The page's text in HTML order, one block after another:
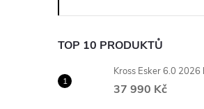
n
í
p
TOP 10 PRODUKTŮ
Kross Esker 6.0 2026
37 990 Kč